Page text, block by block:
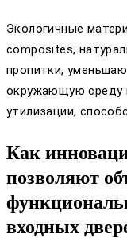
Экологичные
composites,
пропитки,
окружающую среду
утилизации,
Как
позволяют
входных